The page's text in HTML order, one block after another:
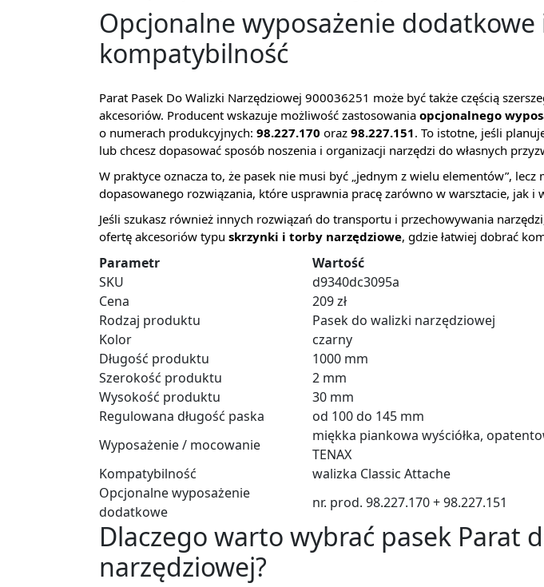
Opcjonalne wyposażenie dodatkowe
kompatybilność
Parat Pasek Do Walizki Narzędziowej 900036251 może być także częścią
akcesoriów. Producent wskazuje możliwość zastosowania opcjonalnego
o numerach produkcyjnych: 98.227.170 oraz 98.227.151. To istotne, jeśli
lub chcesz dopasować sposób noszenia i organizacji narzędzi do własnych
W praktyce oznacza to, że pasek nie musi być „jednym z wielu elementów”, lecz
dopasowanego rozwiązania, które usprawnia pracę zarówno w warsztacie, jak i
Jeśli szukasz również innych rozwiązań do transportu i przechowywania
ofertę akcesoriów typu skrzynki i torby narzędziowe, gdzie łatwiej dobrać
Parametr
Wartość
SKU
d9340dc3095a
Cena
209 zł
Rodzaj produktu
Pasek do walizki narzędziowej
Kolor
czarny
Długość produktu
1000 mm
Szerokość produktu
2 mm
Wysokość produktu
30 mm
Regulowana długość paska
od 100 do 145 mm
Wyposażenie / mocowanie
miękka piankowa wyściółka,
TENAX
Kompatybilność
walizka Classic Attache
Opcjonalne wyposażenie
dodatkowe
nr. prod. 98.227.170 + 98.227.151
Dlaczego warto wybrać pasek Parat
narzędziowej?